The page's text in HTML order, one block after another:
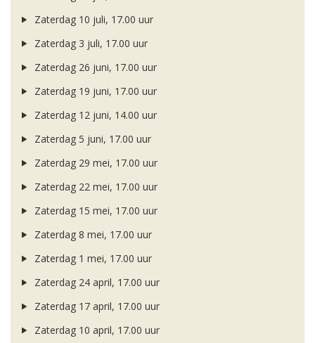
Zaterdag 10 juli, 17.00 uur
Zaterdag 3 juli, 17.00 uur
Zaterdag 26 juni, 17.00 uur
Zaterdag 19 juni, 17.00 uur
Zaterdag 12 juni, 14.00 uur
Zaterdag 5 juni, 17.00 uur
Zaterdag 29 mei, 17.00 uur
Zaterdag 22 mei, 17.00 uur
Zaterdag 15 mei, 17.00 uur
Zaterdag 8 mei, 17.00 uur
Zaterdag 1 mei, 17.00 uur
Zaterdag 24 april, 17.00 uur
Zaterdag 17 april, 17.00 uur
Zaterdag 10 april, 17.00 uur